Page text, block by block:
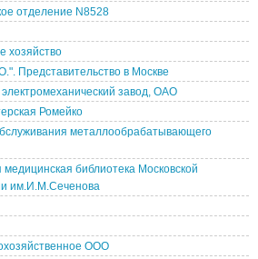
отделение N8528
хозяйство
Представительство в Москве
завод, ОАО
Ромейко
металлообрабатывающего
библиотека Московской
им.И.М.Сеченова
ООО